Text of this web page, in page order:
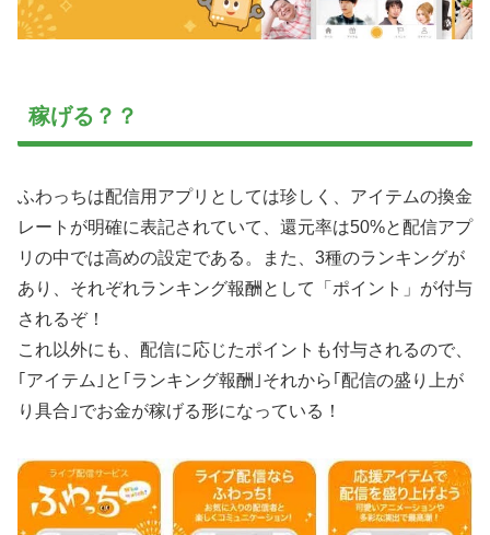
稼げる？？
ふわっちは配信用アプリとしては珍しく、アイテムの換金
レートが明確に表記されていて、還元率は50%と配信アプ
リの中では高めの設定である。また、3種のランキングが
あり、それぞれランキング報酬として「ポイント」が付与
されるぞ！
これ以外にも、配信に応じたポイントも付与されるので、
｢アイテム｣と｢ランキング報酬｣それから｢配信の盛り上が
り具合｣でお金が稼げる形になっている！